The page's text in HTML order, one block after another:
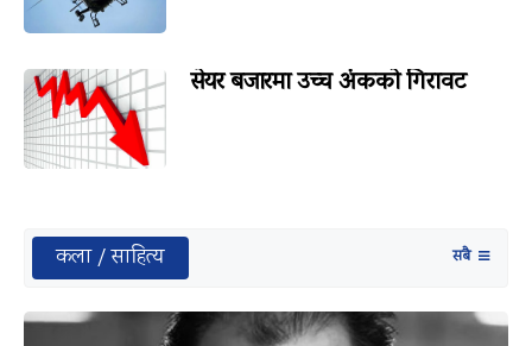
सेयर बजारमा उच्च अंकको गिरावट
कला / साहित्य सबै